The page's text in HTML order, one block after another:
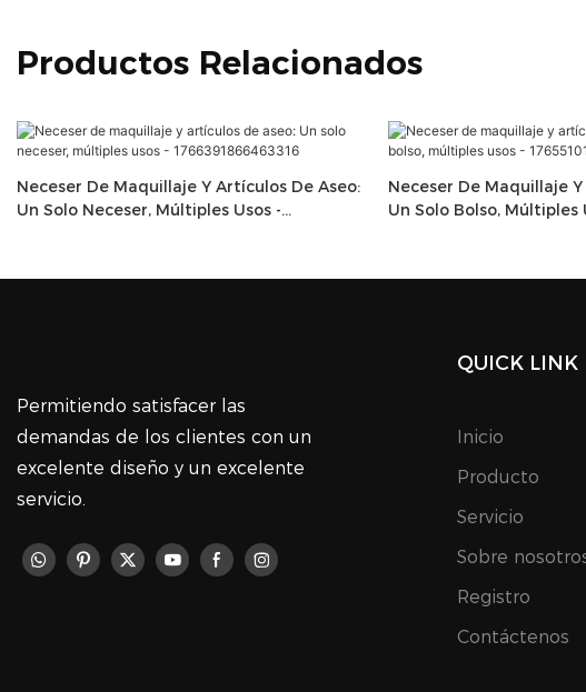
Productos Relacionados
Neceser De Maquillaje Y Artículos De Aseo:
Un Solo Neceser, Múltiples Usos -
Neceser De Maquillaje
Un Solo Bolso, Múltiples
Permitiendo satisfacer las
demandas de los clientes con un
excelente diseño y un excelente
servicio.
QUICK LINK
Inicio
Producto
Servicio
Sobre
Registro
Contáctenos